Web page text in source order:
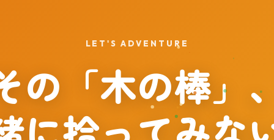
LET'S ADVENTURE
の「木の棒」